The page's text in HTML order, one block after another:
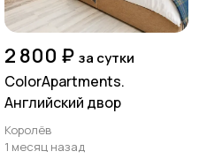
2 800 ₽ за сутки
ColorApartments.
Английский двор
Королёв
1 месяц назад